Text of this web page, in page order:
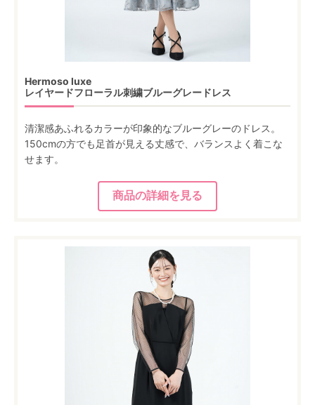
Hermoso luxe
レイヤードフローラル刺繍ブルーグレードレス
清潔感あふれるカラーが印象的なブルーグレーのドレス。
150cmの方でも足首が見える丈感で、バランスよく着こな
せます。